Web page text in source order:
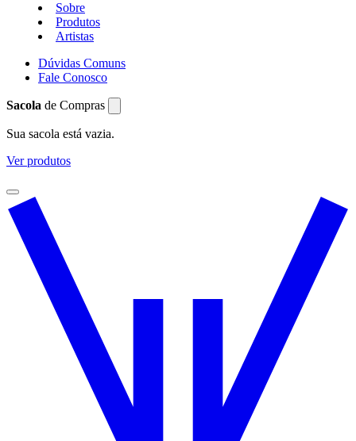
Sobre
Produtos
Artistas
Dúvidas Comuns
Fale Conosco
Sacola de Compras
Sua sacola está vazia.
Ver produtos